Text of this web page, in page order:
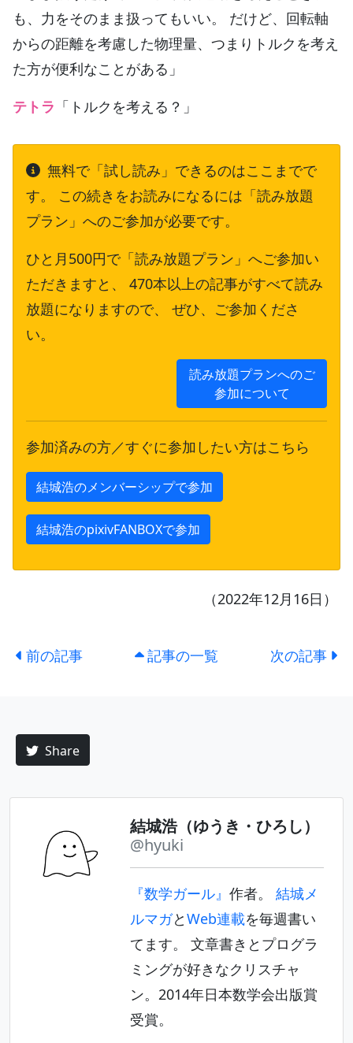
も、力をそのまま扱ってもいい。 だけど、回転軸
からの距離を考慮した物理量、つまりトルクを考え
た方が便利なことがある」
テトラ 「トルクを考える？」
無料で「試し読み」できるのはここまでで
す。 この続きをお読みになるには「読み放題
プラン」へのご参加が必要です。
ひと月500円で「読み放題プラン」へご参加い
ただきますと、 470本以上の記事がすべて読み
放題になりますので、 ぜひ、ご参加くださ
い。
読み放題プランへのご
参加について
参加済みの方／すぐに参加したい方はこちら
結城浩のメンバーシップで参加
結城浩のpixivFANBOXで参加
（2022年12月16日）
前の記事 記事の一覧 次の記事
Share
結城浩（ゆうき・ひろし）
@hyuki
『数学ガール』 作者。 結城メ
ルマガとWeb連載を毎週書い
てます。 文章書きとプログラ
ミングが好きなクリスチャ
ン。2014年日本数学会出版賞
受賞。